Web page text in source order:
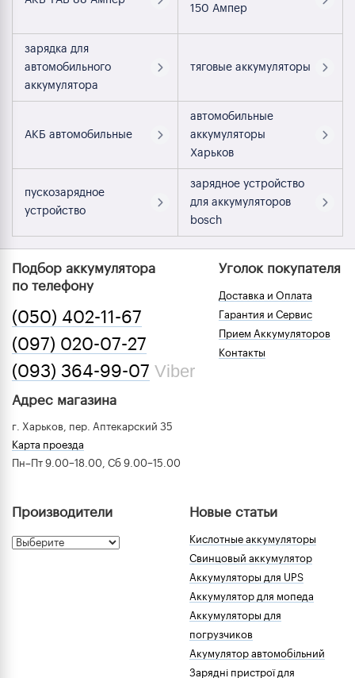
150 Ампер
зарядка для
автомобильного
аккумулятора
тяговые аккумуляторы
АКБ автомобильные
автомобильные
аккумуляторы
Харьков
пускозарядное
устройство
зарядное устройство
для аккумуляторов
bosch
Подбор аккумулятора
по телефону
(050) 402-11-67
(097) 020-07-27
(093) 364-99-07 Viber
Адрес магазина
г. Харьков, пер. Аптекарский 35
Карта проезда
Пн–Пт 9.00–18.00, Сб 9.00–15.00
Уголок покупателя
Доставка и Оплата
Гарантия и Сервис
Прием Аккумуляторов
Контакты
Производители Новые статьи
Кислотные аккумуляторы
Свинцовый аккумулятор
Аккумуляторы для UPS
Аккумулятор для мопеда
Аккумуляторы для
погрузчиков
Акумулятор автомобільний
Зарядні пристрої для